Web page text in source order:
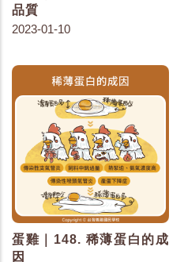
品質
2023-01-10
蛋雞｜148. 稀薄蛋白的成
因